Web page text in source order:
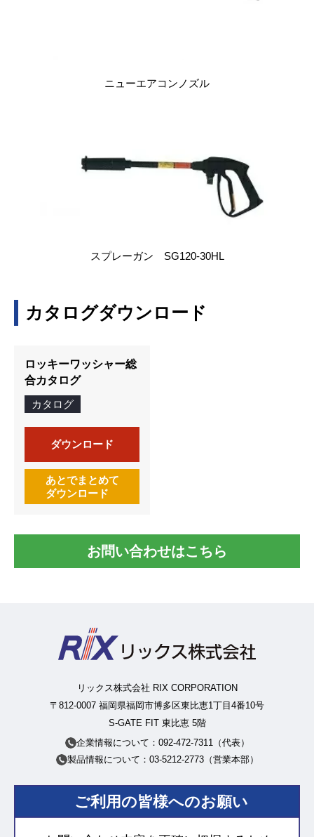
ニューエアコンノズル
スプレーガン SG120-30HL
カタログダウンロード
ロッキーワッシャー総
合カタログ
カタログ
ダウンロード
あとでまとめて
ダウンロード
お問い合わせはこちら
リックス株式会社 RIX CORPORATION
〒812-0007 福岡県福岡市博多区東比恵1丁目4番10号
S-GATE FIT 東比恵 5階
企業情報について：092-472-7311（代表）
製品情報について：03-5212-2773（営業本部）